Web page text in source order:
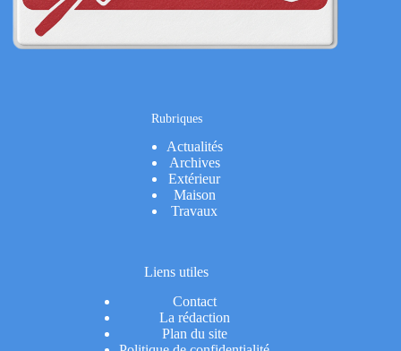
Rubriques
Actualités
Archives
Extérieur
Maison
Travaux
Liens utiles
Contact
La rédaction
Plan du site